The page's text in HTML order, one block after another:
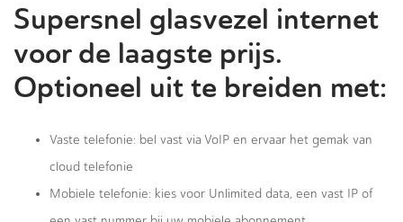
Supersnel glasvezel internet
voor de laagste prijs.
Optioneel uit te breiden met:
Vaste telefonie: bel vast via VoIP en ervaar het gemak van
cloud telefonie
Mobiele telefonie: kies voor Unlimited data, een vast IP of